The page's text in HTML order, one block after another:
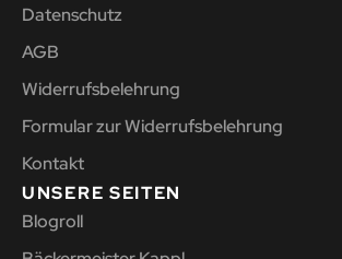
Datenschutz
AGB
Widerrufsbelehrung
Formular zur Widerrufsbelehrung
Kontakt
UNSERE SEITEN
Blogroll